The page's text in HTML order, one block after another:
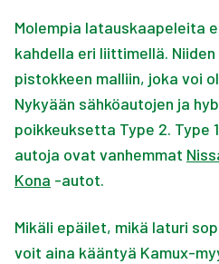
Molempia latauskaapeleita
kahdella eri liittimellä.
pistokkeen malliin, joka voi
Nykyään sähköautojen ja
poikkeuksetta Type 2. Type
autoja ovat vanhemmat
Kona -autot.
Mikäli epäilet, mikä laturi
voit aina kääntyä Kamux-